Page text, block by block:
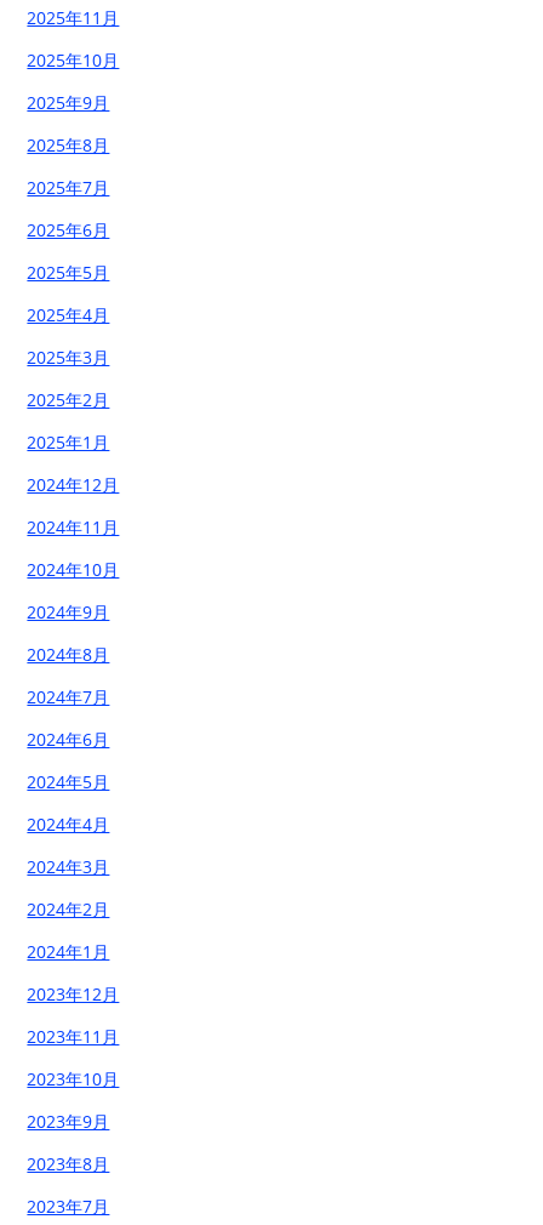
2025年11月
2025年10月
2025年9月
2025年8月
2025年7月
2025年6月
2025年5月
2025年4月
2025年3月
2025年2月
2025年1月
2024年12月
2024年11月
2024年10月
2024年9月
2024年8月
2024年7月
2024年6月
2024年5月
2024年4月
2024年3月
2024年2月
2024年1月
2023年12月
2023年11月
2023年10月
2023年9月
2023年8月
2023年7月